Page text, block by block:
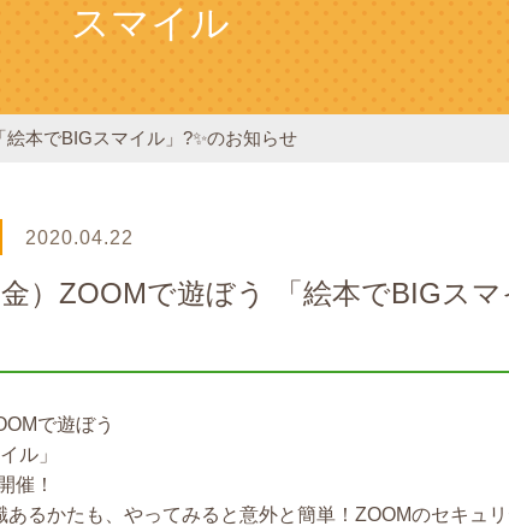
スマイル
本でBIGスマイル」?✨のお知らせ
2020.04.22
）ZOOMで遊ぼう 「絵本でBIGスマ
で遊ぼう
ル」
催！
あるかたも、やってみると意外と簡単！ZOOMのセキュ